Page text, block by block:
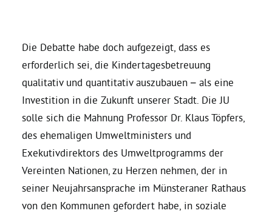
Daniel Freund, MdEP
Delegierte
Grüne im Rathaus
Die Debatte habe doch aufgezeigt, dass es
erforderlich sei, die Kindertagesbetreuung
qualitativ und quantitativ auszubauen – als eine
Investition in die Zukunft unserer Stadt. Die JU
solle sich die Mahnung Professor Dr. Klaus Töpfers,
des ehemaligen Umweltministers und
Exekutivdirektors des Umweltprogramms der
Vereinten Nationen, zu Herzen nehmen, der in
seiner Neujahrsansprache im Münsteraner Rathaus
von den Kommunen gefordert habe, in soziale